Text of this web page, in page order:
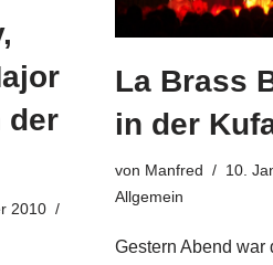
der
2010
La Brass
in der
von Manfred
10.
Allgemein
Gestern Abend war